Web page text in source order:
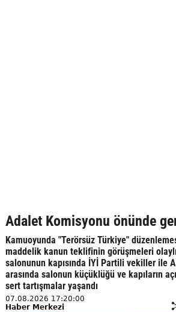
Adalet Komisyonu önünde
Kamuoyunda "Terörsüz Türkiye"
maddelik kanun teklifinin görüşmeleri
salonunun kapısında İYİ Partili vekiller ile
arasında salonun küçüklüğü ve kapıların
sert tartışmalar yaşandı
07.08.2026 17:20:00
Haber Merkezi